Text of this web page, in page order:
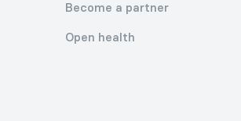
Become a partner
Open health